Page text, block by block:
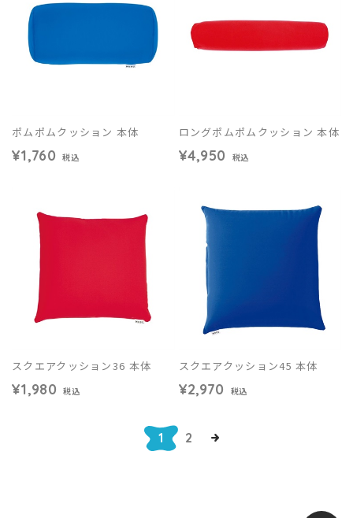
ポムポムクッション 本体
¥1,760 税込
ロングポムポムクッション 本体
¥4,950 税込
スクエアクッション36 本体
¥1,980 税込
スクエアクッション45 本体
¥2,970 税込
1 2